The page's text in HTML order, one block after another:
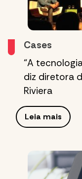
Cases
“A
diz diretora
Riviera
Leia mais